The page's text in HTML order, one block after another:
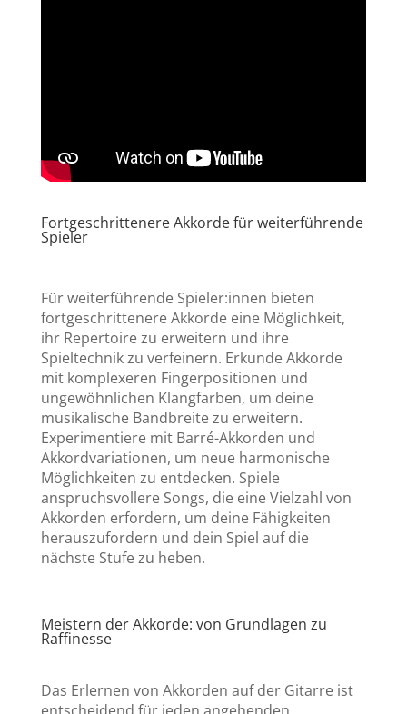
Fortgeschrittenere Akkorde für weiterführende
Spieler
Für weiterführende Spieler:innen bieten
fortgeschrittenere Akkorde eine Möglichkeit,
ihr Repertoire zu erweitern und ihre
Spieltechnik zu verfeinern. Erkunde Akkorde
mit komplexeren Fingerpositionen und
ungewöhnlichen Klangfarben, um deine
musikalische Bandbreite zu erweitern.
Experimentiere mit Barré-Akkorden und
Akkordvariationen, um neue harmonische
Möglichkeiten zu entdecken. Spiele
anspruchsvollere Songs, die eine Vielzahl von
Akkorden erfordern, um deine Fähigkeiten
herauszufordern und dein Spiel auf die
nächste Stufe zu heben.
Meistern der Akkorde: von Grundlagen zu
Raffinesse
Das Erlernen von Akkorden auf der Gitarre ist